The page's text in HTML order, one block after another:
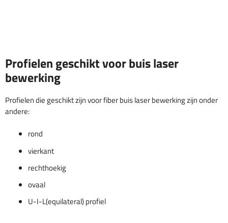
Profielen geschikt voor buis laser
bewerking
Profielen die geschikt zijn voor fiber buis laser bewerking zijn onder
andere:
rond
vierkant
rechthoekig
ovaal
U-I-L(equilateral) profiel